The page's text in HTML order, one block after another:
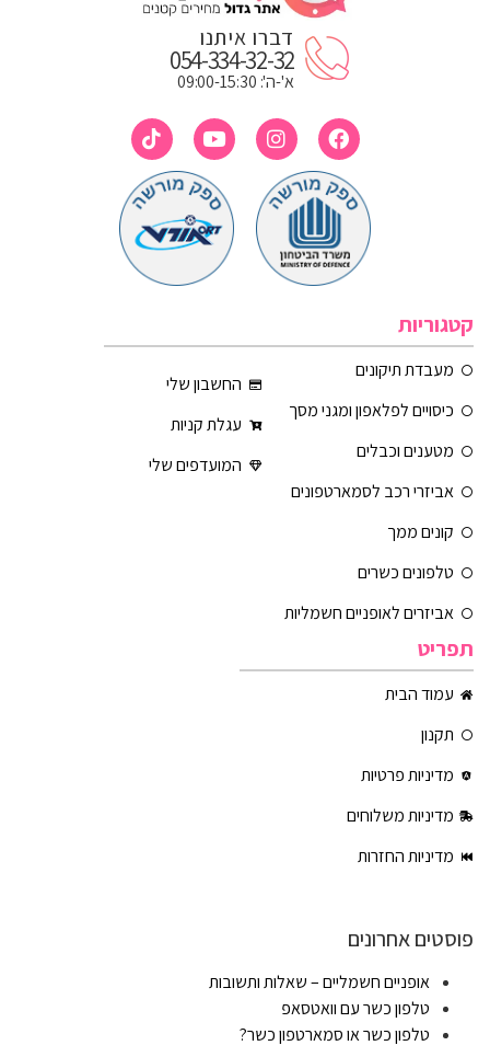
דברו איתנו
054-334-32-32
א'-ה': 09:00-15:30
קטגוריות
מעבדת תיקונים
כיסויים לפלאפון ומגני מסך
מטענים וכבלים
אביזרי רכב לסמארטפונים
קונים ממך
טלפונים כשרים
אביזרים לאופניים חשמליות
החשבון שלי
עגלת קניות
המועדפים שלי
תפריט
עמוד הבית
תקנון
מדיניות פרטיות
מדיניות משלוחים
מדיניות החזרות
פוסטים אחרונים
אופניים חשמליים – שאלות ותשובות
טלפון כשר עם וואטסאפ
טלפון כשר או סמארטפון כשר?